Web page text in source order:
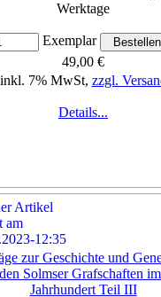
Werktage
Exemplar
49,00 €
inkl. 7% MwSt, zzgl.
Details...
zur Geschichte und
Solmser Grafschaften
Jahrhundert Teil III